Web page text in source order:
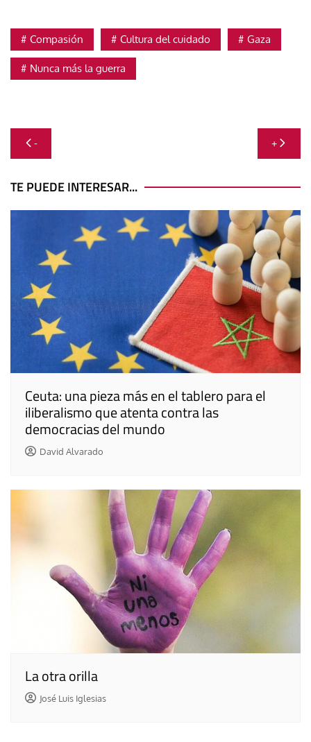
Compasión Cultura del cuidado Gaza
Nunca más la guerra
Navegación
de
entradas
- +
TE PUEDE INTERESAR...
Ceuta: una pieza más en el tablero para el
iliberalismo que atenta contra las
democracias del mundo
David Alvarado
La otra orilla
José Luis Iglesias